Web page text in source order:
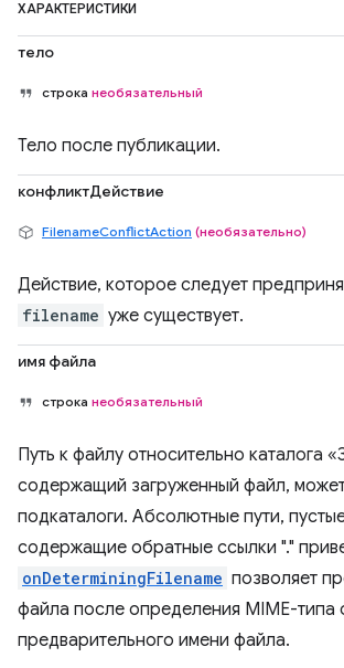
ХАРАКТЕРИСТИКИ
тело
строка необязательный
Тело после публикации.
конфликтДействие
FilenameConflictAction (необязательно)
Действие, которое следует
filename уже существует.
имя файла
строка необязательный
Путь к файлу относительно каталога
содержащий загруженный файл,
подкаталоги. Абсолютные пути,
содержащие обратные ссылки "."
onDeterminingFilename позволяет
файла после определения MIME-типа
предварительного имени файла.